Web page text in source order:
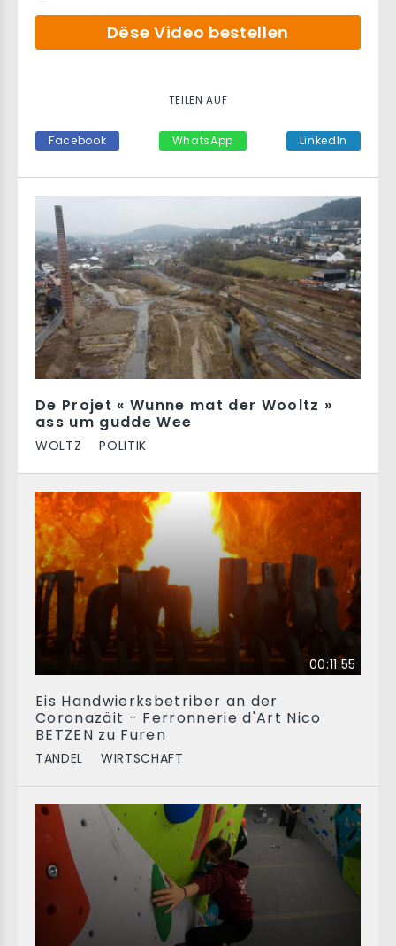
De Projet « Wunne mat der Wooltz »
ass um gudde Wee
WOLTZ POLITIK
00:11:55
Eis Handwierksbetriber an der
Coronazäit - Ferronnerie d'Art Nico
BETZEN zu Furen
TANDEL WIRTSCHAFT
Dëse Video bestellen
TEILEN AUF
Facebook WhatsApp LinkedIn